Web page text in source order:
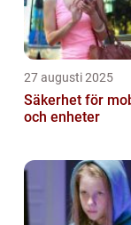
27 augusti 2025
Säkerhet för
och enheter